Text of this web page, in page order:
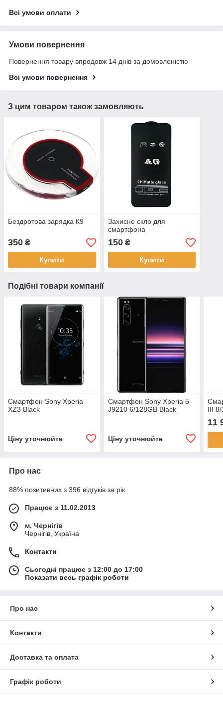
Всі умови оплати
Умови повернення
Повернення товару впродовж 14 днів за домовленістю
Всі умови повернення
З цим товаром також замовляють
Бездротова зарядка К9
350 ₴
Купити
Захисне скло для
смартфона
150₴
Купити
Подібні товари компанії
Смартфон Sony Xperia
XZ3 Black
Ціну уточнюйте
Смартфон Sony Xperia 5
J9210 6/128GB Black
Ціну уточнюйте
III
11
Про нас
88% позитивних з 396 відгуків за рік
Працює з 11.02.2013
м. Чернігів
Чернігів, Україна
Контакти
Сьогодні працює з 12:00 до 17:00
Показати весь графік роботи
Про нас
Контакти
Доставка та оплата
Графік роботи